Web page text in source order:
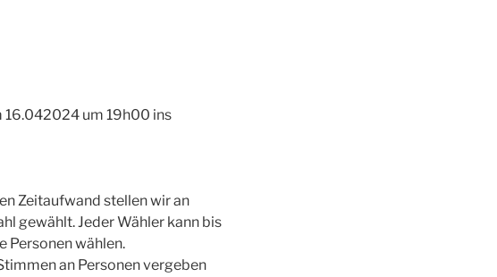
16.042024 um 19h00 ins
Zeitaufwand stellen wir an
gewählt. Jeder Wähler kann bis
Personen wählen.
an Personen vergeben